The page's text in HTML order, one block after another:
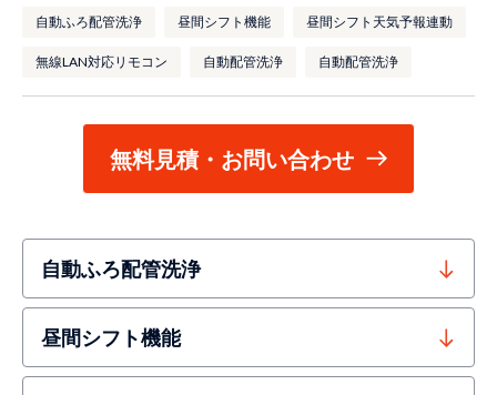
自動ふろ配管洗浄 昼間シフト機能 昼間シフト天気予報連動
無線LAN対応リモコン 自動配管洗浄 自動配管洗浄
無料見積・お問い合わせ
自動ふろ配管洗浄
昼間シフト機能